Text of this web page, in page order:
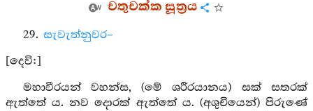
චතුචක්ක සූත්‍රය
29. සැවැත්නුවර–
[දෙවි:]
මහාවීරයන් වහන්ස, (මේ ශරීරයානය) සක් සතරක්
ඇත්තේ ය. නව දොරක් ඇත්තේ ය. (අශුචියෙන්) පිරුණේ